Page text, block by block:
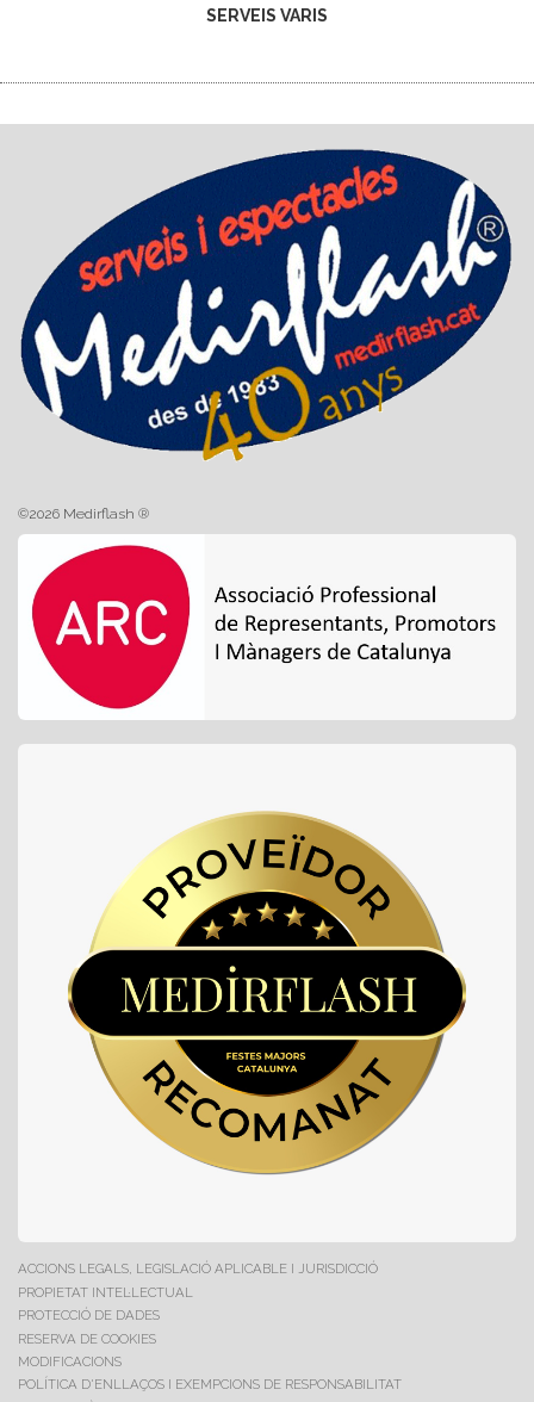
SERVEIS VARIS
©2026 Medirflash ®
ACCIONS LEGALS, LEGISLACIÓ APLICABLE I JURISDICCIÓ
PROPIETAT INTEL·LECTUAL
PROTECCIÓ DE DADES
RESERVA DE COOKIES
MODIFICACIONS
POLÍTICA D'ENLLAÇOS I EXEMPCIONS DE RESPONSABILITAT